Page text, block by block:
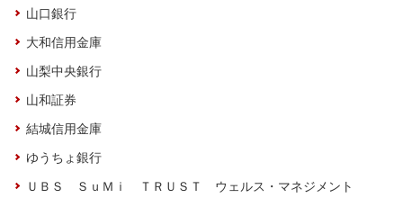
山口銀行
大和信用金庫
山梨中央銀行
山和証券
結城信用金庫
ゆうちょ銀行
ＵＢＳ ＳｕＭｉ ＴＲＵＳＴ ウェルス・マネジメント